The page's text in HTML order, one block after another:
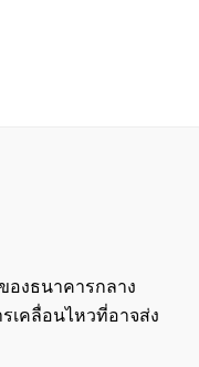
องธนาคารกลาง
เคลื่อนไหวที่อาจส่ง